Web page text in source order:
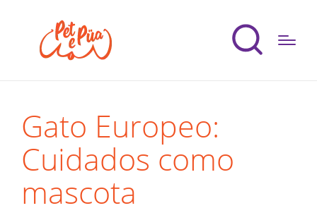
Gato Europeo:
Cuidados como
mascota